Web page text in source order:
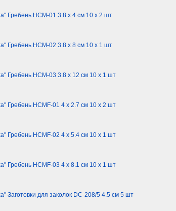
Гребень HCM-01 3.8 x 4 см 10 х 2 шт
Гребень HCM-02 3.8 x 8 см 10 х 1 шт
Гребень HCM-03 3.8 x 12 см 10 х 1 шт
Гребень HCMF-01 4 x 2.7 см 10 х 2 шт
Гребень HCMF-02 4 x 5.4 см 10 х 1 шт
Гребень HCMF-03 4 x 8.1 см 10 х 1 шт
Заготовки для заколок DC-208/5 4.5 см 5 шт